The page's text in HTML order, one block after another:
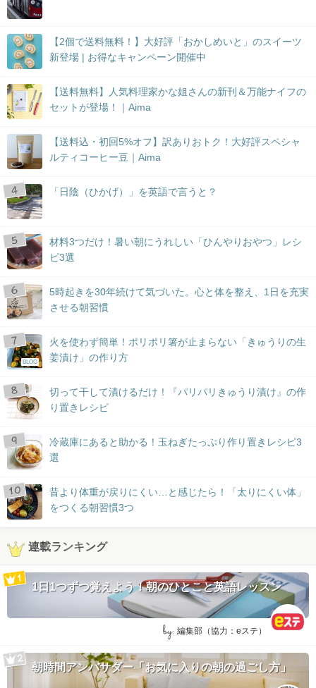
【2個で送料無料！】大好評「おかしめいと」のスイーツ
新登場 | お得なキャンペーン開催中
【送料無料】人気料理家かな姐さんの新刊＆万能ナイフの
セットが登場！｜Aima
【送料込・初回5%オフ】訳ありおトク！大好評スペシャ
ルティコーヒー豆｜Aima
「日陰（ひかげ）」を英語で言うと？
材料3つだけ！暑い朝にうれしい「ひんやりおやつ」レシ
ピ3選
5時起きを30年続けて気づいた。心と体を整え、1日を充実
させる朝習慣
BLOG
火を使わず簡単！ポリポリ箸が止まらない「きゅうりの生
姜漬け」の作り方
切って干して漬けるだけ！『パリパリきゅうり漬け』の作
り置きレシピ
冷蔵庫にあると助かる！玉ねぎたっぷり作り置きレシピ3
選
昔より体重が戻りにくい…と感じたら！「太りにくい体」
をつくる朝習慣3つ
連載ランキング
1日1つずつ覚えよう！朝のひとこと英語レッスン
by: 編集部（協力：eステ）
朝時間アンバサダー「お気に入りの朝の過ごし方」